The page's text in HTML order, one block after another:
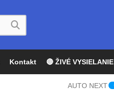
Kontakt 🔴 ŽIVÉ VYSIELANIE
AUTO NEXT